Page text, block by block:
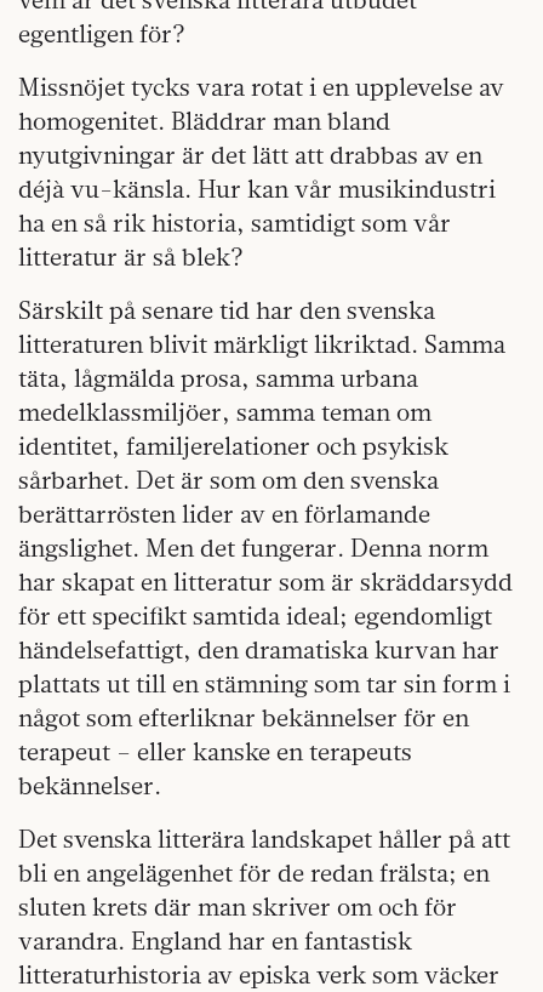
egentligen för?
Missnöjet tycks vara rotat i en upplevelse av
homogenitet. Bläddrar man bland
nyutgivningar är det lätt att drabbas av en
déjà vu-känsla. Hur kan vår musikindustri
ha en så rik historia, samtidigt som vår
litteratur är så blek?
Särskilt på senare tid har den svenska
litteraturen blivit märkligt likriktad. Samma
täta, lågmälda prosa, samma urbana
medelklassmiljöer, samma teman om
identitet, familjerelationer och psykisk
sårbarhet. Det är som om den svenska
berättarrösten lider av en förlamande
ängslighet. Men det fungerar. Denna norm
har skapat en litteratur som är skräddarsydd
för ett specifikt samtida ideal; egendomligt
händelsefattigt, den dramatiska kurvan har
plattats ut till en stämning som tar sin form i
något som efterliknar bekännelser för en
terapeut – eller kanske en terapeuts
bekännelser.
Det svenska litterära landskapet håller på att
bli en angelägenhet för de redan frälsta; en
sluten krets där man skriver om och för
varandra. England har en fantastisk
litteraturhistoria av episka verk som väcker